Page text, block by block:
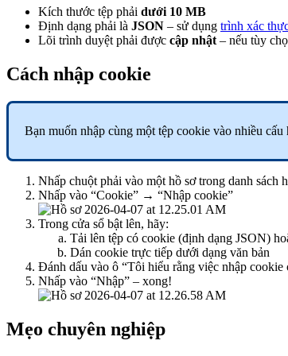
Kích thước tệp phải dưới 10 MB
Định dạng phải là JSON – sử dụng trình xác
Lõi trình duyệt phải được cập nhật – nếu tùy
Cách nhập cookie
Bạn muốn nhập cùng một tệp cookie vào nhiều
Nhấp chuột phải vào một hồ sơ trong danh sách
Nhấp vào “Cookie” → “Nhập cookie”
Trong cửa sổ bật lên, hãy:
Tải lên tệp có cookie (định dạng JSON)
Dán cookie trực tiếp dưới dạng văn bản
Đánh dấu vào ô “Tôi hiểu rằng việc nhập
Nhấp vào “Nhập” – xong!
Mẹo chuyên nghiệp